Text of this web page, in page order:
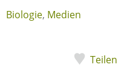
Biologie, Medien
Teilen